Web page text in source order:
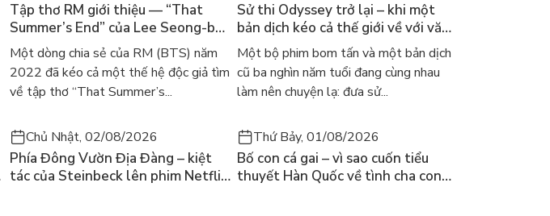
Tập thơ RM giới thiệu — “That
Summer’s End” của Lee Seong-bok
ra mắt bản tiếng Anh sau 4 năm
gây sốt
Một dòng chia sẻ của RM (BTS) năm
2022 đã kéo cả một thế hệ độc giả tìm
về tập thơ “That Summer’s...
Sử thi Odyssey trở lại – khi một
bản dịch kéo cả thế giới về với văn
học kinh điển
Một bộ phim bom tấn và một bản dịch
cũ ba nghìn năm tuổi đang cùng nhau
làm nên chuyện lạ: đưa sử...
Chủ Nhật, 02/08/2026
Phía Đông Vườn Địa Đàng – kiệt
tác của Steinbeck lên phim Netflix
Thứ Bảy, 01/08/2026
Bố con cá gai – vì sao cuốn tiểu
thuyết Hàn Quốc về tình cha con